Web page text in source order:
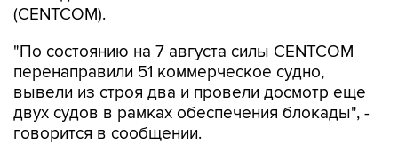
(CENTCOM).
"По состоянию на 7 августа силы CENTCOM
перенаправили 51 коммерческое судно,
вывели из строя два и провели досмотр еще
двух судов в рамках обеспечения блокады", -
говорится в сообщении.